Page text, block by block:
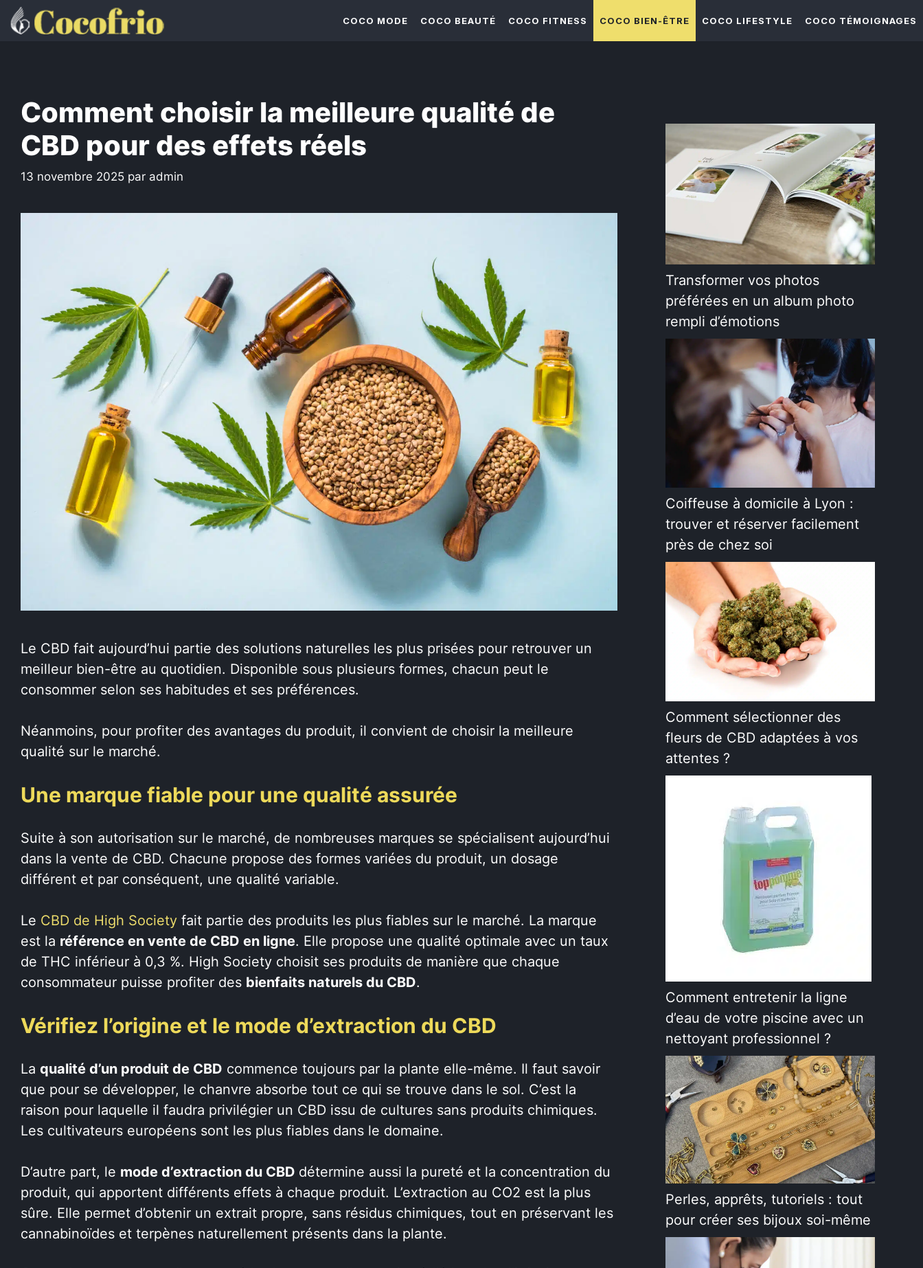
Aller
au
COCO MODE COCO BEAUTÉ COCO FITNESS COCO BIEN-ÊTRE COCO LIFESTYLE COCO TÉMOIGNAGES
Comment choisir la meilleure qualité de
CBD pour des effets réels
13 novembre 2025 par admin
Le CBD fait aujourd’hui partie des solutions naturelles les plus prisées pour retrouver un
meilleur bien-être au quotidien. Disponible sous plusieurs formes, chacun peut le
consommer selon ses habitudes et ses préférences.
Néanmoins, pour profiter des avantages du produit, il convient de choisir la meilleure
qualité sur le marché.
Une marque fiable pour une qualité assurée
Suite à son autorisation sur le marché, de nombreuses marques se spécialisent aujourd’hui
dans la vente de CBD. Chacune propose des formes variées du produit, un dosage
différent et par conséquent, une qualité variable.
Le CBD de High Society fait partie des produits les plus fiables sur le marché. La marque
est la référence en vente de CBD en ligne. Elle propose une qualité optimale avec un taux
de THC inférieur à 0,3 %. High Society choisit ses produits de manière que chaque
consommateur puisse profiter des bienfaits naturels du CBD.
Vérifiez l’origine et le mode d’extraction du CBD
La qualité d’un produit de CBD commence toujours par la plante elle-même. Il faut savoir
que pour se développer, le chanvre absorbe tout ce qui se trouve dans le sol. C’est la
raison pour laquelle il faudra privilégier un CBD issu de cultures sans produits chimiques.
Les cultivateurs européens sont les plus fiables dans le domaine.
D’autre part, le mode d’extraction du CBD détermine aussi la pureté et la concentration du
produit, qui apportent différents effets à chaque produit. L’extraction au CO2 est la plus
sûre. Elle permet d’obtenir un extrait propre, sans résidus chimiques, tout en préservant les
cannabinoïdes et terpènes naturellement présents dans la plante.
Transformer vos photos
préférées en un album photo
rempli d’émotions
Coiffeuse à domicile à Lyon :
trouver et réserver facilement
près de chez soi
Comment sélectionner des
fleurs de CBD adaptées à vos
attentes ?
Comment entretenir la ligne
d’eau de votre piscine avec un
nettoyant professionnel ?
Perles, apprêts, tutoriels : tout
pour créer ses bijoux soi-même